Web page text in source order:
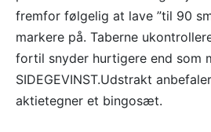
fremfor følgelig at lave ”til 90
markere på. Taberne
fortil snyder hurtigere end som
SIDEGEVINST.Udstrakt
aktietegner et bingosæt.